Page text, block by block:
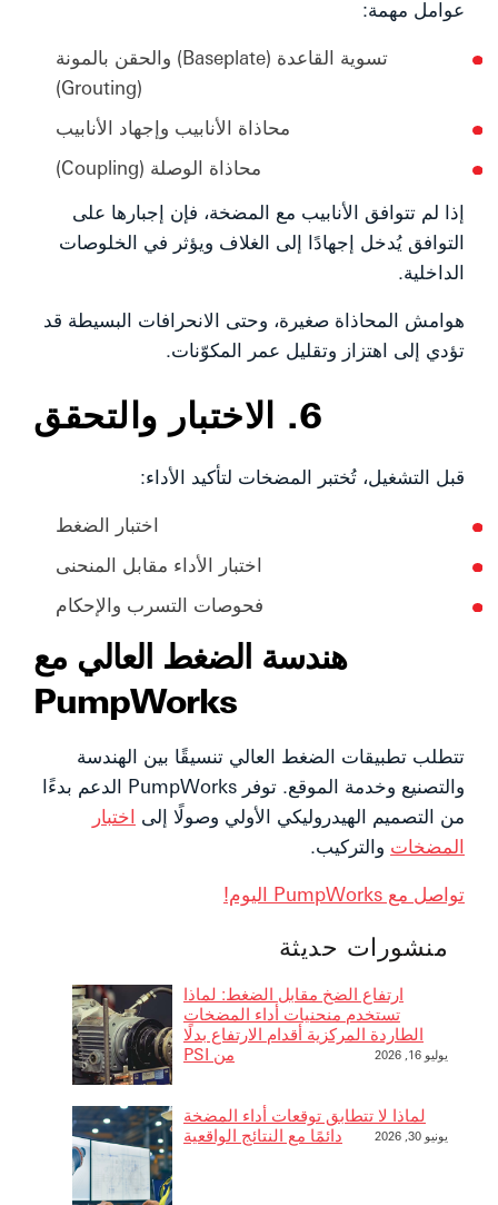
عوامل مهمة:
تسوية القاعدة (Baseplate) والحقن بالمونة
(Grouting)
محاذاة الأنابيب وإجهاد الأنابيب
محاذاة الوصلة (Coupling)
إذا لم تتوافق الأنابيب مع المضخة، فإن إجبارها على
التوافق يُدخل إجهادًا إلى الغلاف ويؤثر في الخلوصات
الداخلية.
هوامش المحاذاة صغيرة، وحتى الانحرافات البسيطة قد
تؤدي إلى اهتزاز وتقليل عمر المكوّنات.
6. الاختبار والتحقق
قبل التشغيل، تُختبر المضخات لتأكيد الأداء:
اختبار الضغط
اختبار الأداء مقابل المنحنى
فحوصات التسرب والإحكام
هندسة الضغط العالي مع
PumpWorks
تتطلب تطبيقات الضغط العالي تنسيقًا بين الهندسة
والتصنيع وخدمة الموقع. توفر PumpWorks الدعم بدءًا
من التصميم الهيدروليكي الأولي وصولًا إلى اختبار
المضخات والتركيب.
تواصل مع PumpWorks اليوم!
منشورات حديثة
ارتفاع الضخ مقابل الضغط: لماذا
تستخدم منحنيات أداء المضخات
الطاردة المركزية أقدام الارتفاع بدلًا
من PSI
يوليو 16, 2026
لماذا لا تتطابق توقعات أداء المضخة
دائمًا مع النتائج الواقعية
يونيو 30, 2026